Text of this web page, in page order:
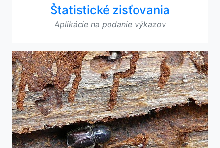
Štatistické zisťovania
Aplikácie na podanie výkazov